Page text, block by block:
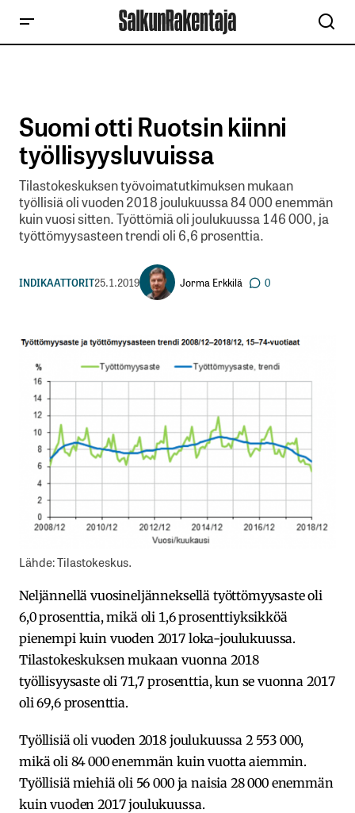
Suomi otti Ruotsin kiinni
työllisyysluvuissa
Tilastokeskuksen työvoimatutkimuksen mukaan
työllisiä oli vuoden 2018 joulukuussa 84 000 enemmän
kuin vuosi sitten. Työttömiä oli joulukuussa 146 000, ja
työttömyysasteen trendi oli 6,6 prosenttia.
INDIKAATTORIT25.1.2019 Jorma Erkkilä 0
Lähde: Tilastokeskus.
Neljännellä vuosineljänneksellä työttömyysaste oli
6,0 prosenttia, mikä oli 1,6 prosenttiyksikköä
pienempi kuin vuoden 2017 loka-joulukuussa.
Tilastokeskuksen mukaan vuonna 2018
työllisyysaste oli 71,7 prosenttia, kun se vuonna 2017
oli 69,6 prosenttia.
Työllisiä oli vuoden 2018 joulukuussa 2 553 000,
mikä oli 84 000 enemmän kuin vuotta aiemmin.
Työllisiä miehiä oli 56 000 ja naisia 28 000 enemmän
kuin vuoden 2017 joulukuussa.